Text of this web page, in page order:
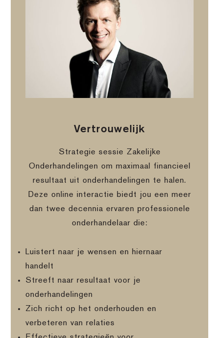
Vertrouwelijk
Strategie sessie Zakelijke
Onderhandelingen om maximaal financieel
resultaat uit onderhandelingen te halen.
Deze online interactie biedt jou een meer
dan twee decennia ervaren professionele
onderhandelaar die:
Luistert naar je wensen en hiernaar
handelt
Streeft naar resultaat voor je
onderhandelingen
Zich richt op het onderhouden en
verbeteren van relaties